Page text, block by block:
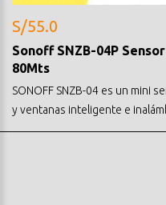
S/55.0
Sonoff SNZB-04P
80Mts
SONOFF SNZB-04 es un mini
y ventanas inteligente e